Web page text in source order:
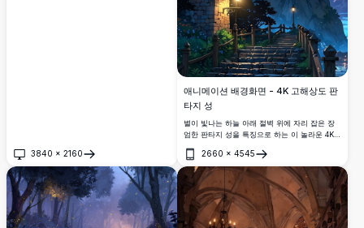
3840 × 2160
열기
애니메이션 배경화면 - 4K 고해상도 판
타지 성
별이 빛나는 하늘 아래 절벽 위에 자리 잡은 장
엄한 판타지 성을 특징으로 하는 이 놀라운 4K
요. 세밀한 건축, 빛나는 조명, 생생한 색상이 마
법 같은 분위기를 만듭니다. 데스크톱이나 모바
일 화면에 완벽하며, 이 고품질 이미지는 장치에
매혹적인 애니메이션 분위기를 가져다줍니다.
지금 다운로드하여 숨이 멎을 듯한 시각적 경험
을 즐기세요!
2660 × 4545
열기